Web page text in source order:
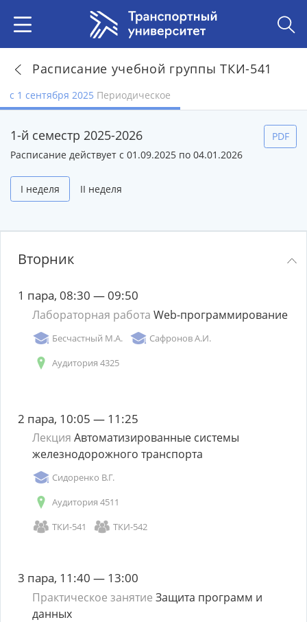
Расписание учебной группы ТКИ-541
с 1 сентября 2025 Периодическое
1-й семестр 2025-2026
Расписание действует с 01.09.2025 по 04.01.2026
I неделя II неделя
PDF
Вторник
1 пара, 08:30 — 09:50
Лабораторная работа Web-программирование
Бесчастный М.А.
Сафронов А.И.
Аудитория 4325
2 пара, 10:05 — 11:25
Лекция Автоматизированные системы
железнодорожного транспорта
Сидоренко В.Г.
Аудитория 4511
ТКИ-541
ТКИ-542
3 пара, 11:40 — 13:00
Практическое занятие Защита программ и
данных